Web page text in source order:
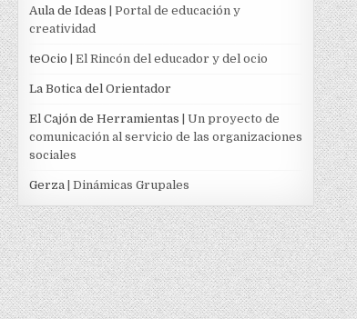
Aula de Ideas | Portal de educación y
creatividad
teOcio | El Rincón del educador y del ocio
La Botica del Orientador
El Cajón de Herramientas | Un proyecto de
comunicación al servicio de las organizaciones
sociales
Gerza| Dinámicas Grupales